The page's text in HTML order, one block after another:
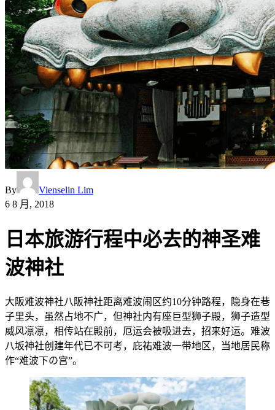
By
Vienselin Lim
6 8 月, 2018
日本旅游行程中必去的神圣难
波神社
大阪难波神社八阪神社距离难波闹区约10分钟路程，隐身在巷
子里头，虽然占地不广，但神社内有座巨型狮子殿，狮子造型
威风凛凛，相传站在殿前，厄运会被吸进去，招来好运。难波
八坂神社创建年代已不可考，庇祐难波一带地区，当地居民称
作“难波下の宫”。